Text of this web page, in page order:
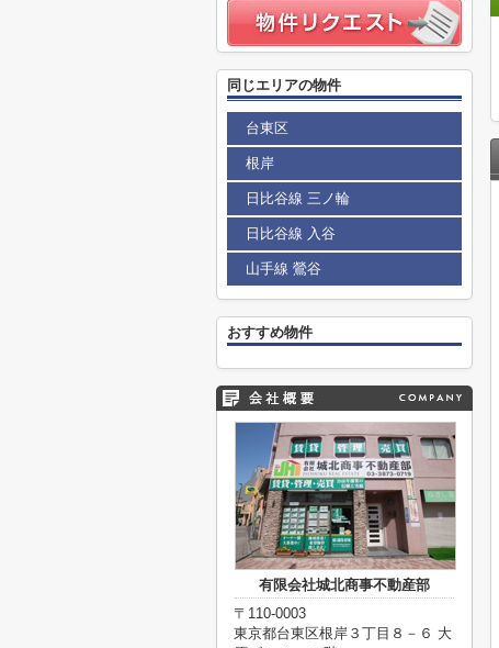
同じエリアの物件
台東区
根岸
日比谷線 三ノ輪
日比谷線 入谷
山手線 鶯谷
おすすめ物件
有限会社城北商事不動産部
〒110-0003
東京都台東区根岸３丁目８－６ 大